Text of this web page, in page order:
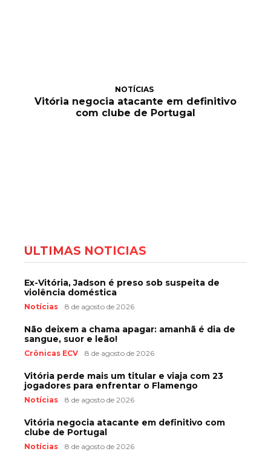
NOTÍCIAS
Vitória negocia atacante em definitivo
com clube de Portugal
ÚLTIMAS NOTÍCIAS
Ex-Vitória, Jadson é preso sob suspeita de
violência doméstica
Notícias 8 de agosto de 2026
Não deixem a chama apagar: amanhã é dia de
sangue, suor e leão!
Crônicas ECV 8 de agosto de 2026
Vitória perde mais um titular e viaja com 23
jogadores para enfrentar o Flamengo
Notícias 8 de agosto de 2026
Vitória negocia atacante em definitivo com
clube de Portugal
Notícias 8 de agosto de 2026